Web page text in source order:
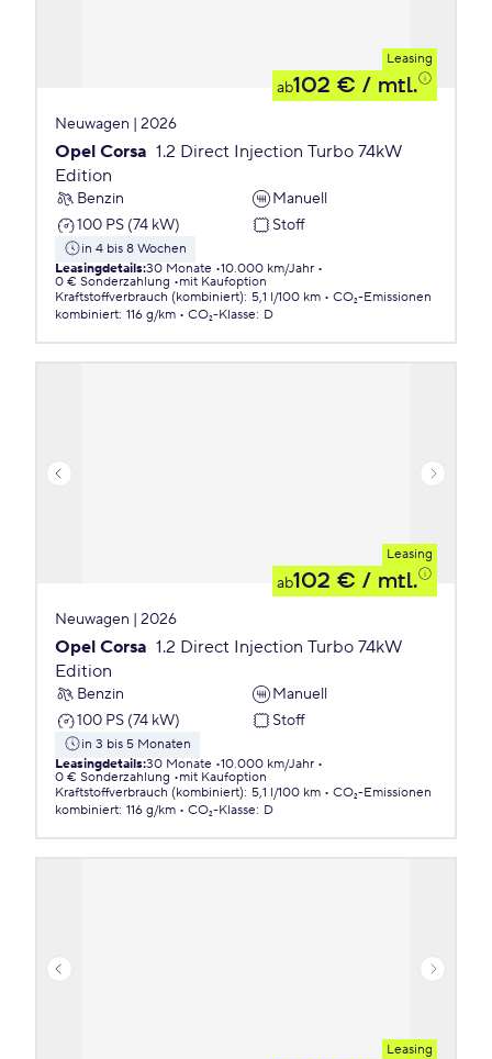
Leasing
ab102 € / mtl.
Neuwagen | 2026
Opel Corsa 1.2 Direct Injection Turbo 74kW
Edition
Benzin
Manuell
100 PS (74 kW)
Stoff
in 4 bis 8 Wochen
Leasingdetails:30 Monate 10.000 km/Jahr
0 € Sonderzahlung
mit Kaufoption
Kraftstoffverbrauch (kombiniert): 5,1 l/100 km
CO₂-Emissionen
kombiniert: 116 g/km CO₂-Klasse: D
Leasing
ab102 € / mtl.
Neuwagen | 2026
Opel Corsa 1.2 Direct Injection Turbo 74kW
Edition
Benzin
Manuell
100 PS (74 kW)
Stoff
in 3 bis 5 Monaten
Leasingdetails:30 Monate 10.000 km/Jahr
0 € Sonderzahlung
mit Kaufoption
Kraftstoffverbrauch (kombiniert): 5,1 l/100 km
CO₂-Emissionen
kombiniert: 116 g/km CO₂-Klasse: D
Leasing